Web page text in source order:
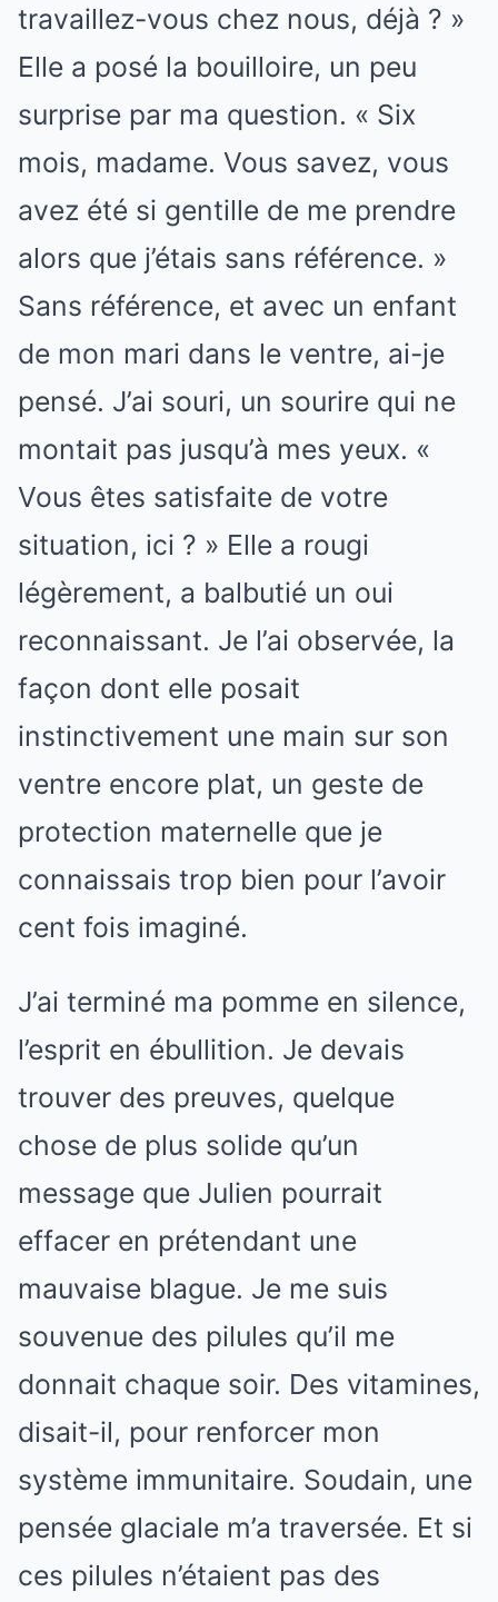
travaillez-vous chez nous, déjà ? »
Elle a posé la bouilloire, un peu
surprise par ma question. « Six
mois, madame. Vous savez, vous
avez été si gentille de me prendre
alors que j’étais sans référence. »
Sans référence, et avec un enfant
de mon mari dans le ventre, ai-je
pensé. J’ai souri, un sourire qui ne
montait pas jusqu’à mes yeux. «
Vous êtes satisfaite de votre
situation, ici ? » Elle a rougi
légèrement, a balbutié un oui
reconnaissant. Je l’ai observée, la
façon dont elle posait
instinctivement une main sur son
ventre encore plat, un geste de
protection maternelle que je
connaissais trop bien pour l’avoir
cent fois imaginé.
J’ai terminé ma pomme en silence,
l’esprit en ébullition. Je devais
trouver des preuves, quelque
chose de plus solide qu’un
message que Julien pourrait
effacer en prétendant une
mauvaise blague. Je me suis
souvenue des pilules qu’il me
donnait chaque soir. Des vitamines,
disait-il, pour renforcer mon
système immunitaire. Soudain, une
pensée glaciale m’a traversée. Et si
ces pilules n’étaient pas des